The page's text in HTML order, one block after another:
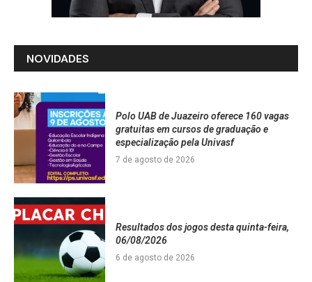
NOVIDADES
Polo UAB de Juazeiro oferece 160 vagas
gratuitas em cursos de graduação e
especialização pela Univasf
7 de agosto de 2026
Resultados dos jogos desta quinta-feira,
06/08/2026
6 de agosto de 2026